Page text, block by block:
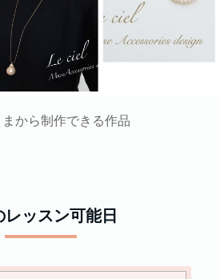
から制作できる作品
レッスン可能日